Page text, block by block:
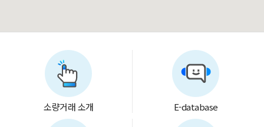
소량거래 소개 E-database